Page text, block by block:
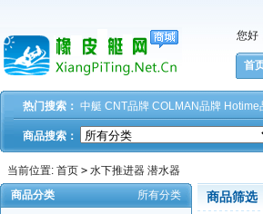
您好
首
热门搜索： 中艇 CNT品牌 COLMAN品牌 Hotime
商品搜索：
当前位置: 首页 > 水下推进器 潜水器
商品分类
所有分类 商品筛选